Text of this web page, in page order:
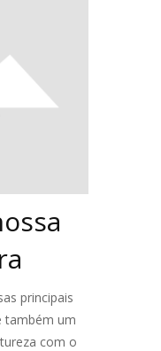
principais
também um
com o